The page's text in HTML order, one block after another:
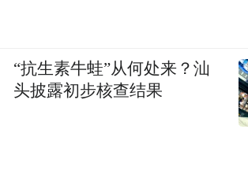
“抗生素牛蛙”从何处来？汕
头披露初步核查结果